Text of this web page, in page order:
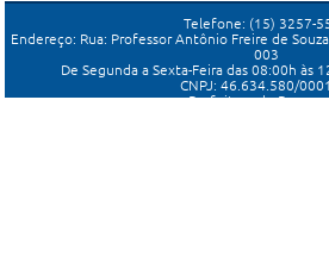
Telefone: (15) 3257-
Endereço: Rua: Professor Antônio Freire de
003
De Segunda a Sexta-Feira das 08:00h às
CNPJ: 46.634.580/
Prefeitura de